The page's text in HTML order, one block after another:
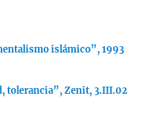
islámico”, 1993
tolerancia”, Zenit, 3.III.02